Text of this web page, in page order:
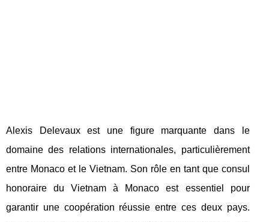
Alexis Delevaux est une figure marquante dans le
domaine des relations internationales, particulièrement
entre Monaco et le Vietnam. Son rôle en tant que consul
honoraire du Vietnam à Monaco est essentiel pour
garantir une coopération réussie entre ces deux pays.